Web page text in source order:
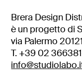
Brera Design
è un progetto di
via Palermo
T. +39 02